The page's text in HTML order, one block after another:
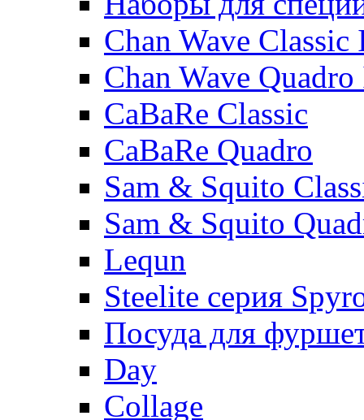
Chan Wave
Chan Wave
CaBaRe Classic
CaBaRe Quadro
Sam & Squito
Sam & Squito
Lequn
Steelite серия
Посуда для
Day
Collage